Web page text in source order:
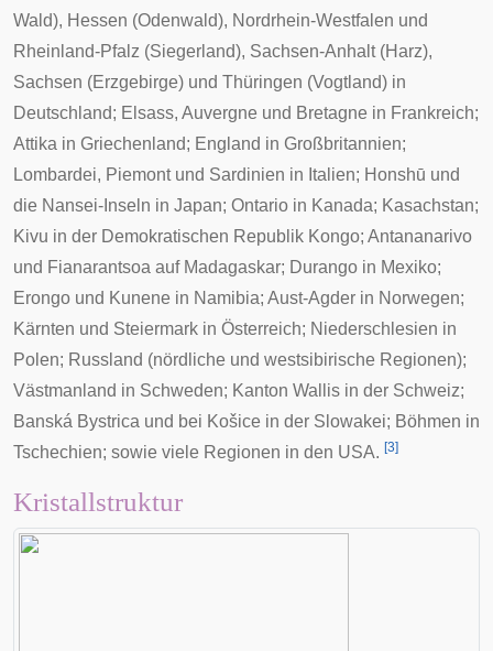
Wald), Hessen (Odenwald), Nordrhein-Westfalen und
Rheinland-Pfalz (Siegerland), Sachsen-Anhalt(Harz),
Sachsen (Erzgebirge) und Thüringen (Vogtland) in
Deutschland; Elsass, Auvergne und Bretagne in Frankreich;
Attika in Griechenland; England in Großbritannien;
Lombardei, Piemontund Sardinien in Italien; Honshū und
die Nansei-Inseln in Japan; Ontario in Kanada; Kasachstan;
Kivu in der Demokratischen Republik Kongo; Antananarivo
und Fianarantsoa auf Madagaskar; Durango in Mexiko;
Erongo und Kunene in Namibia; Aust-Agder in Norwegen;
Kärnten und Steiermark in Österreich; Niederschlesien in
Polen; Russland (nördliche und westsibirische Regionen);
Västmanland in Schweden; Kanton Wallis in der Schweiz;
Banská Bystrica und bei Košice in der Slowakei; Böhmen in
Tschechien; sowie viele Regionen in den USA. [3]
Kristallstruktur